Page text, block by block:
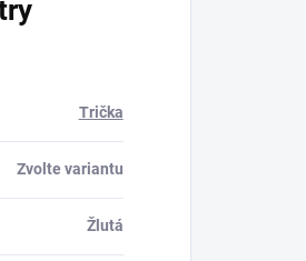
Trička
Zvolte variantu
Žlutá